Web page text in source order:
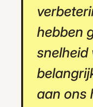
hebben
snelheid
aan ons